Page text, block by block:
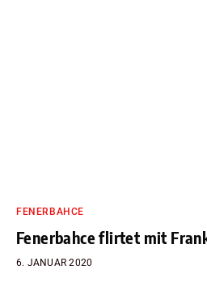
FENERBAHCE
Fenerbahce flirtet mit
6. JANUAR 2020